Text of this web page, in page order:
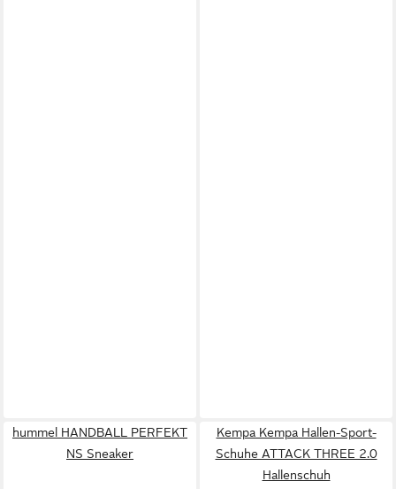
hummel HANDBALL PERFEKT
NS Sneaker
Kempa Kempa Hallen-Sport-
Schuhe ATTACK THREE 2.0
Hallenschuh